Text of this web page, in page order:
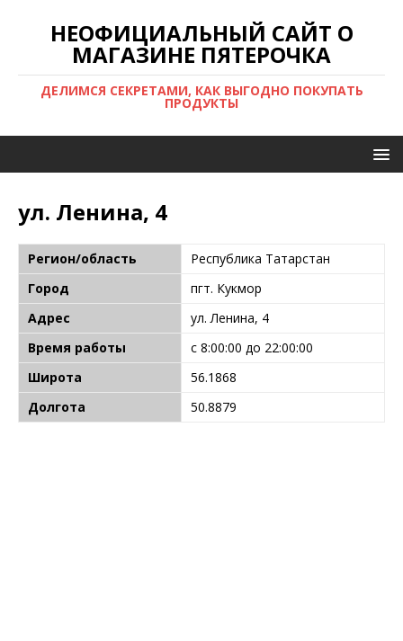
НЕОФИЦИАЛЬНЫЙ САЙТ О
МАГАЗИНЕ ПЯТЕРОЧКА
ДЕЛИМСЯ СЕКРЕТАМИ, КАК ВЫГОДНО ПОКУПАТЬ
ПРОДУКТЫ
ул. Ленина, 4
Регион/область
Республика Татарстан
Город
пгт. Кукмор
Адрес
ул. Ленина, 4
Время работы
с 8:00:00 до 22:00:00
Широта
56.1868
Долгота
50.8879